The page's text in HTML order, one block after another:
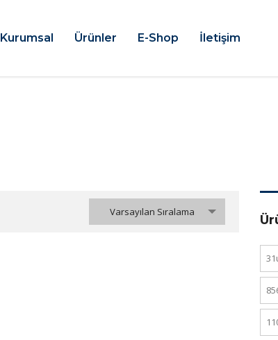
Kurumsal Ürünler E-Shop İletişim
Varsayılan Sıralama